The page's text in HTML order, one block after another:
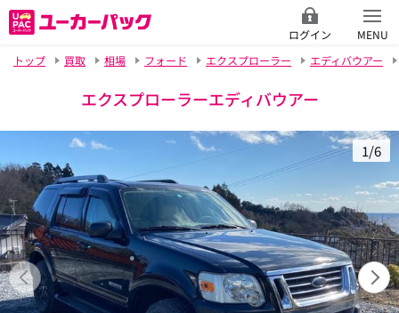
ログイン
MENU
トップ
買取 相場 フォード エクスプローラー エディバウアー
エクスプローラーエディバウアー
1/6